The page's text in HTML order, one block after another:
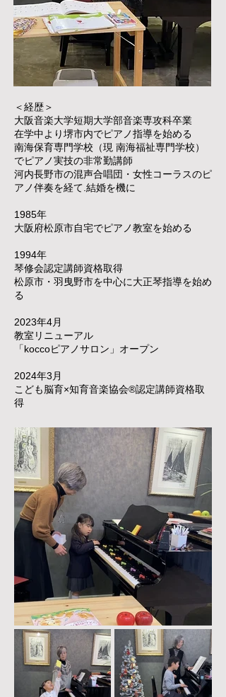
＜経歴＞
大阪音楽大学短期大学部音楽専攻科卒業
在学中より堺市内でピアノ指導を始める
南海保育専門学校（現 南海福祉専門学校）
でピアノ実技の非常勤講師
河内長野市の混声合唱団・女性コーラスのピ
アノ伴奏を経て.結婚を機に
1985年
大阪府松原市自宅でピアノ教室を始める
1994年
琴修会認定講師資格取得
松原市・羽曳野市を中心に大正琴指導を始め
る
2023年4月
教室リニューアル
「koccoピアノサロン」オープン
2024年3月
こども脳育×知育音楽協会®︎認定講師資格取
得